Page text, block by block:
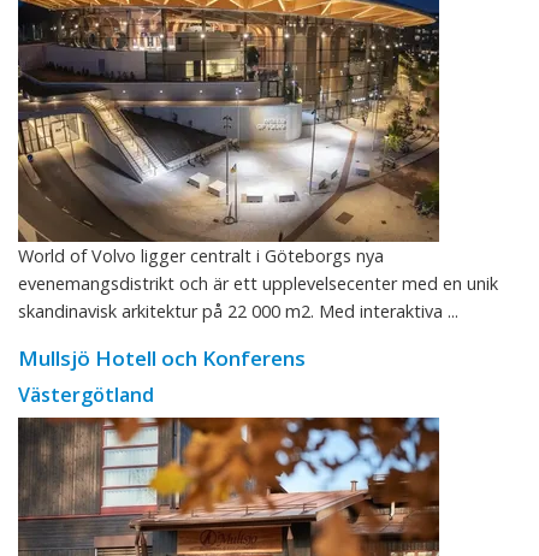
World of Volvo ligger centralt i Göteborgs nya
evenemangsdistrikt och är ett upplevelsecenter med en unik
skandinavisk arkitektur på 22 000 m2. Med interaktiva ...
Mullsjö Hotell och Konferens
Västergötland